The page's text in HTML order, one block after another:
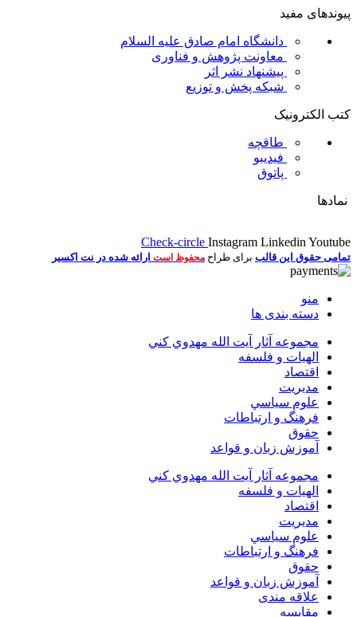
پیوندهای مفید
دانشگاه امام صادق علیه السلام
معاونت پژوهش و فناوری
پیشنهاد نشر اثر
شبکه پخش و توزیع
کتب الکترونیک
طاقچه
فیدیبو
پاتوق
نمادها
Check-circle Instagram Linkedin Youtube
تمامی حقوق این قالب برای طراح محفوظ است ارائه شده در نت اکسیر
منو
دسته بندی ها
مجموعه آثار آيت الله مهدوي كني
الهیات و فلسفه
اقتصاد
مديريت
علوم سياسي
فرهنگ و ارتباطات
حقوق
آموزش زبان و قواعد
مجموعه آثار آيت الله مهدوي كني
الهیات و فلسفه
اقتصاد
مديريت
علوم سياسي
فرهنگ و ارتباطات
حقوق
آموزش زبان و قواعد
علاقه مندی
مقایسه